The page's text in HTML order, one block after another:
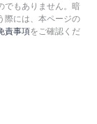
でもありません。暗
際には、本ページの
責事項をご確認くだ